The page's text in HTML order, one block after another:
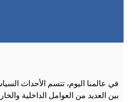
في عالمنا اليوم، تتسم الأحداث
بين العديد من العوامل الداخلية